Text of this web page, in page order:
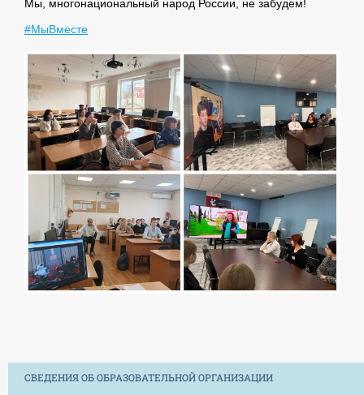
Мы, многонациональный народ России, не забудем!
#МыВместе
СВЕДЕНИЯ ОБ ОБРАЗОВАТЕЛЬНОЙ ОРГАНИЗАЦИИ